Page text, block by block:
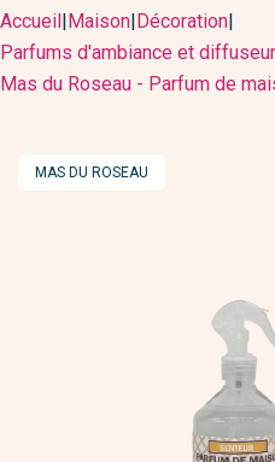
Accueil|Maison|Décoration|
Parfums d'ambiance et
Mas du Roseau - Parfum de
MARQUE
MAS DU ROSEAU